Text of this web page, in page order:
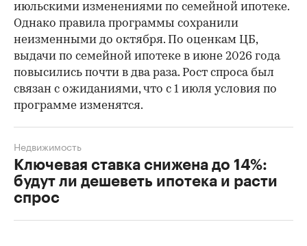
июльскими изменениями по семейной ипотеке.
Однако правила программы сохранили
неизменными до октября. По оценкам ЦБ,
выдачи по семейной ипотеке в июне 2026 года
повысились почти в два раза. Рост спроса был
связан с ожиданиями, что с 1 июля условия по
программе изменятся.
Ключевая ставка снижена до 14%:
будут ли дешеветь ипотека и расти
спрос
Недвижимость